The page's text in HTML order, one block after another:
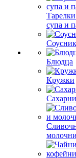
супа и
Блюдца
Кружки